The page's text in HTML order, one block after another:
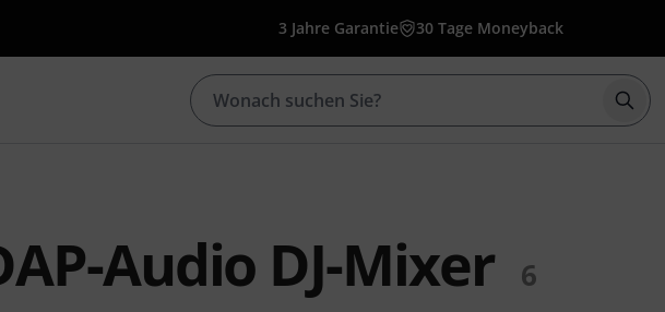
3 Jahre Garantie 30 Tage Moneyback
Audio DJ-Mixer 6